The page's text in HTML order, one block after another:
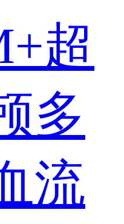
超
多
流